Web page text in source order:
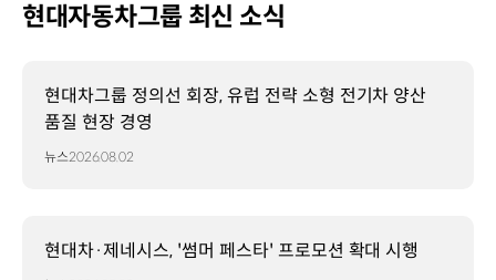
현대자동차그룹 최신 소식
현대차그룹 정의선 회장, 유럽 전략 소형 전기차 양산
품질 현장 경영
뉴스2026.08.02
현대차·제네시스, '썸머 페스타' 프로모션 확대 시행